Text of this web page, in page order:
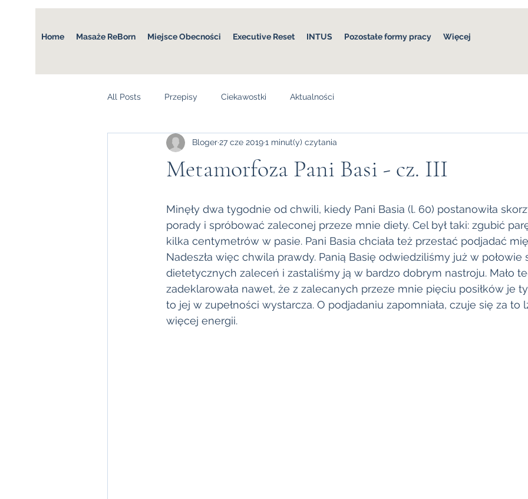
Home Masaże ReBorn Miejsce Obecności Executive Reset INTUS Pozostałe formy pracy Więcej
All Posts Przepisy Ciekawostki Aktualności
Metamorfoza Pani Basi - cz. III
Bloger27 cze 20191 minut(y) czytania
Minęły dwa tygodnie od chwili, kiedy Pani Basia (l. 60) postanowiła
porady i spróbować zaleconej przeze mnie diety. Cel był taki: zgubić
kilka centymetrów w pasie. Pani Basia chciała też przestać podjadać
Nadeszła więc chwila prawdy. Panią Basię odwiedziliśmy już w
dietetycznych zaleceń i zastaliśmy ją w bardzo dobrym nastroju. Mało
zadeklarowała nawet, że z zalecanych przeze mnie pięciu posiłków je
to jej w zupełności wystarcza. O podjadaniu zapomniała, czuje się za to
więcej energii.